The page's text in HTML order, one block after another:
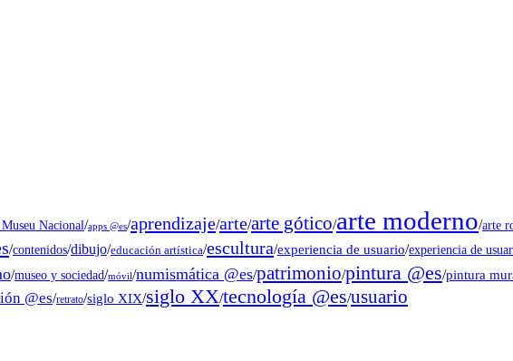
Nacional/apps @es/aprendizaje/arte/arte gótico/arte moderno/arte
/contenidos/dibujo/educación artística/escultura/experiencia de usuario/experiencia de
/museo y sociedad/móvil/numismática @es/patrimonio/pintura @es/pintura
@es/retrato/siglo XIX/siglo XX/tecnología @es/usuario